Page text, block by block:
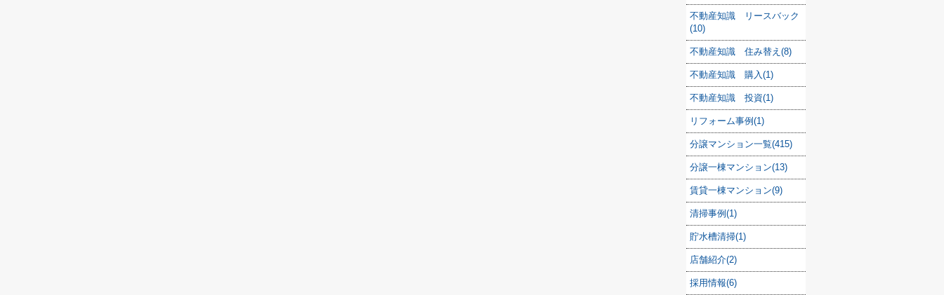
不動産知識 リースバック
(10)
不動産知識 住み替え(8)
不動産知識 購入(1)
不動産知識 投資(1)
リフォーム事例(1)
分譲マンション一覧(415)
分譲一棟マンション(13)
賃貸一棟マンション(9)
清掃事例(1)
貯水槽清掃(1)
店舗紹介(2)
採用情報(6)